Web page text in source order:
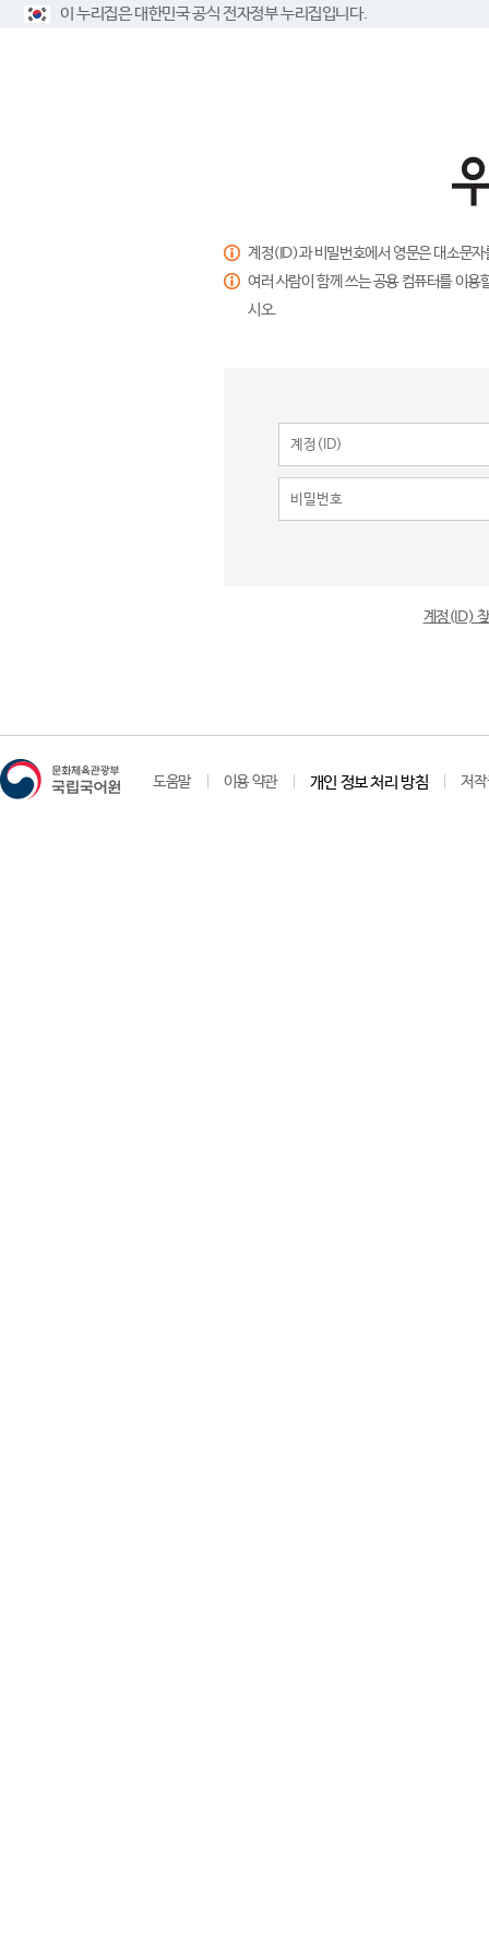
이 누리집은 대한민국 공식 전자정부 누리집입니다.
계정(ID)과 비밀번호에서 영문은 대소문
여러 사람이 함께 쓰는 공용 컴퓨터를 이
시오.
계정(ID)
도움말 이용 약관 개인 정보 처리 방침 저